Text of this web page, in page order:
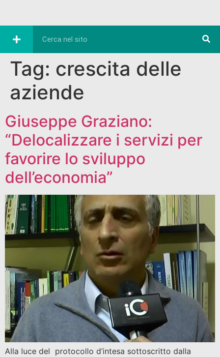
Tag: crescita delle
aziende
Giuseppe Graziano:
“Delocalizzare i servizi per
favorire lo sviluppo
dell’economia”
Alla luce del protocollo d’intesa sottoscritto dalla